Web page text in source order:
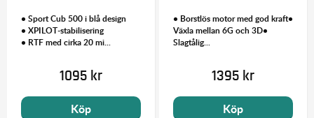
• Sport Cub 500 i blå design
• XPILOT-stabilisering
• RTF med cirka 20 mi...
1095 kr
Köp
• Borstlös motor med god kraft•
Växla mellan 6G och 3D•
Slagtålig...
1395 kr
Köp